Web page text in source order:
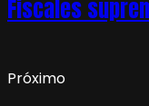
Fiscales
Próximo